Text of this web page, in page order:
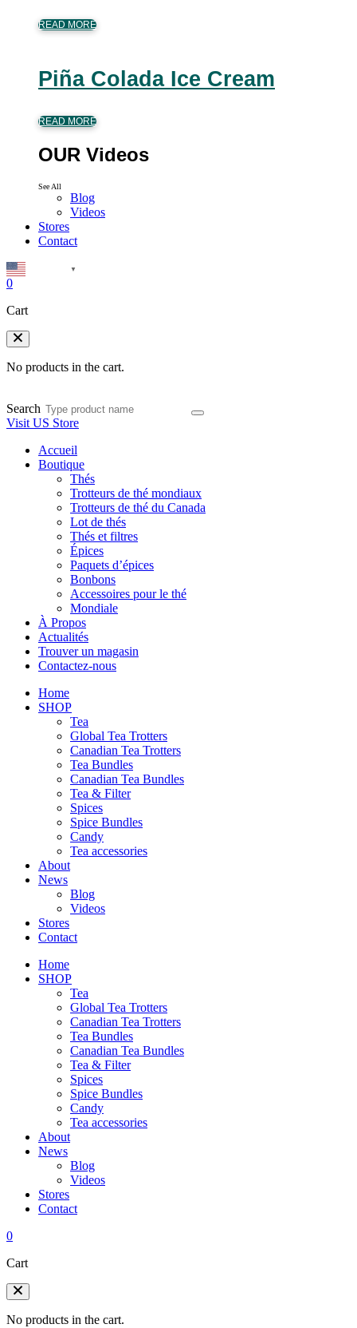
READ MORE
Piña Colada Ice Cream
READ MORE
OUR Videos
See All
Blog
Videos
Stores
Contact
▼
0
Cart
No products in the cart.
Search
Visit US Store
Accueil
Boutique
Thés
Trotteurs de thé mondiaux
Trotteurs de thé du Canada
Lot de thés
Thés et filtres
Épices
Paquets d’épices
Bonbons
Accessoires pour le thé
Mondiale
À Propos
Actualités
Trouver un magasin
Contactez-nous
Home
SHOP
Tea
Global Tea Trotters
Canadian Tea Trotters
Tea Bundles
Canadian Tea Bundles
Tea & Filter
Spices
Spice Bundles
Candy
Tea accessories
About
News
Blog
Videos
Stores
Contact
Home
SHOP
Tea
Global Tea Trotters
Canadian Tea Trotters
Tea Bundles
Canadian Tea Bundles
Tea & Filter
Spices
Spice Bundles
Candy
Tea accessories
About
News
Blog
Videos
Stores
Contact
0
Cart
No products in the cart.